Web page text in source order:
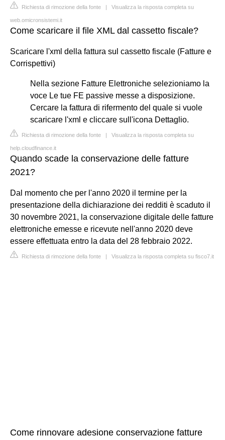
Richiesta di rimozione della fonte | Visualizza la risposta completa su
web.omicronsistemi.it
Come scaricare il file XML dal cassetto fiscale?
Scaricare l'xml della fattura sul cassetto fiscale (Fatture e
Corrispettivi)
Nella sezione Fatture Elettroniche selezioniamo la
voce Le tue FE passive messe a disposizione.
Cercare la fattura di rifermento del quale si vuole
scaricare l'xml e cliccare sull'icona Dettaglio.
Richiesta di rimozione della fonte | Visualizza la risposta completa su
help.cloudfinance.it
Quando scade la conservazione delle fatture
2021?
Dal momento che per l'anno 2020 il termine per la
presentazione della dichiarazione dei redditi è scaduto il
30 novembre 2021, la conservazione digitale delle fatture
elettroniche emesse e ricevute nell'anno 2020 deve
essere effettuata entro la data del 28 febbraio 2022.
Richiesta di rimozione della fonte | Visualizza la risposta completa su fisco7.it
Come rinnovare adesione conservazione fatture